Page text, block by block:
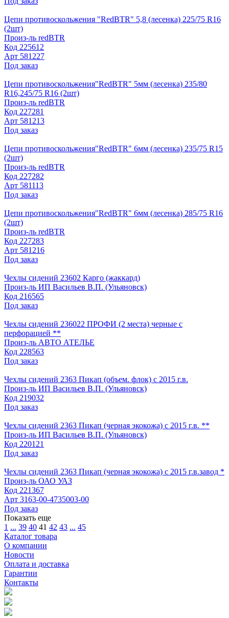
Цепи противоскольжения "RedBTR" 5,8 (лесенка) 225/75 R16
(2шт)
Произ-ль redBTR
Код 225612
Арт 581227
Под заказ
Цепи противоскольжения"RedBTR" 5мм (лесенка) 235/80
R16,245/75 R16 (2шт)
Произ-ль redBTR
Код 227281
Арт 581213
Под заказ
Цепи противоскольжения"RedBTR" 6мм (лесенка) 235/75 R15
(2шт)
Произ-ль redBTR
Код 227282
Арт 581113
Под заказ
Цепи противоскольжения"RedBTR" 6мм (лесенка) 285/75 R16
(2шт)
Произ-ль redBTR
Код 227283
Арт 581216
Под заказ
Чехлы сидений 23602 Карго (жаккард)
Произ-ль ИП Васильев В.П. (Ульяновск)
Код 216565
Под заказ
Чехлы сидений 236022 ПРОФИ (2 места) черные с
перфорацией **
Произ-ль АВТО АТЕЛЬЕ
Код 228563
Под заказ
Чехлы сидений 2363 Пикап (объем. флок) с 2015 г.в.
Произ-ль ИП Васильев В.П. (Ульяновск)
Код 219032
Под заказ
Чехлы сидений 2363 Пикап (черная экокожа) с 2015 г.в. **
Произ-ль ИП Васильев В.П. (Ульяновск)
Код 220121
Под заказ
Чехлы сидений 2363 Пикап (черная экокожа) с 2015 г.в.завод *
Произ-ль ОАО УАЗ
Код 221367
Арт 3163-00-4735003-00
Под заказ
Показать еще
1 ... 39 40 41 42 43 ... 45
Каталог товара
О компании
Новости
Оплата и доставка
Гарантии
Контакты